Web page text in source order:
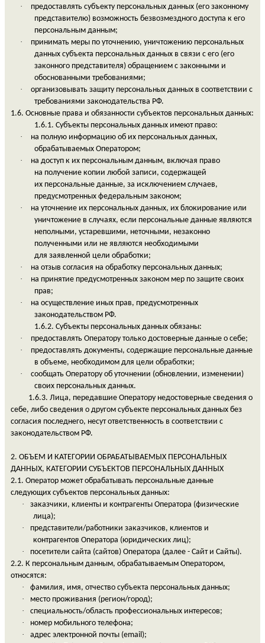
·
предоставлять субъекту персональных данных (его законному
представителю) возможность безвозмездного доступа к его
персональным данным;
·
принимать меры по уточнению, уничтожению персональных
данных субъекта персональных данных в связи с его (его
законного представителя) обращением с законными и
обоснованными требованиями;
·
организовывать защиту персональных данных в соответствии с
требованиями законодательства РФ.
1.6. Основные права и обязанности субъектов персональных данных:
1.6.1. Субъекты персональных данных имеют право:
·
на полную информацию об их персональных данных,
обрабатываемых Оператором;
·
на доступ к их персональным данным, включая право
на получение копии любой записи, содержащей
их персональные данные, за исключением случаев,
предусмотренных федеральным законом;
·
на уточнение их персональных данных, их блокирование или
уничтожение в случаях, если персональные данные являются
неполными, устаревшими, неточными, незаконно
полученными или не являются необходимыми
для заявленной цели обработки;
·
на отзыв согласия на обработку персональных данных;
·
на принятие предусмотренных законом мер по защите своих
прав;
·
на осуществление иных прав, предусмотренных
законодательством РФ.
1.6.2. Субъекты персональных данных обязаны:
·
предоставлять Оператору только достоверные данные о себе;
·
предоставлять документы, содержащие персональные данные
в объеме, необходимом для цели обработки;
·
сообщать Оператору об уточнении (обновлении, изменении)
своих персональных данных.
1.6.3. Лица, передавшие Оператору недостоверные сведения о
себе, либо сведения о другом субъекте персональных данных без
согласия последнего, несут ответственность в соответствии с
законодательством РФ.
2. ОБЪЕМ И КАТЕГОРИИ ОБРАБАТЫВАЕМЫХ ПЕРСОНАЛЬНЫХ
ДАННЫХ, КАТЕГОРИИ СУБЪЕКТОВ ПЕРСОНАЛЬНЫХ ДАННЫХ
2.1. Оператор может обрабатывать персональные данные
следующих субъектов персональных данных:
·
заказчики, клиенты и контрагенты Оператора (физические
лица);
·
представители/работники заказчиков, клиентов и
контрагентов Оператора (юридических лиц);
·
посетители сайта (сайтов) Оператора (далее - Сайт и Сайты).
2.2. К персональным данным, обрабатываемым Оператором,
относятся:
·
фамилия, имя, отчество субъекта персональных данных;
·
место проживания (регион/город);
·
специальность/область профессиональных интересов;
·
номер мобильного телефона;
·
адрес электронной почты (email);